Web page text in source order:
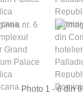
Photo 1 - 6 din 6